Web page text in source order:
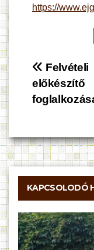
https://
Felvételi
előkészítő
KAPCSOLODÓ